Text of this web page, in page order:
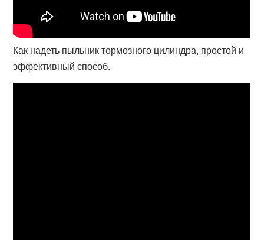
Как надеть пыльник тормозного цилиндра, простой и
эффективный способ.